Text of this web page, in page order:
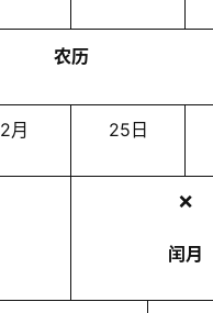
农历
2月 25日
❌
闰月